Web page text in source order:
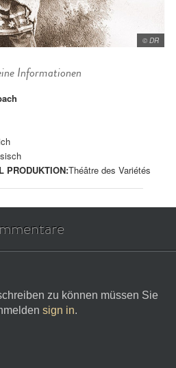
© DR
Informationen
PRODUKTION:Théâtre des Variétés
zu können müssen Sie
sign in.